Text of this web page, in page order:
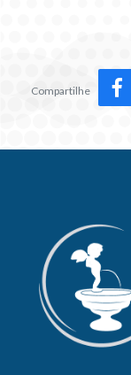
Compartilhe